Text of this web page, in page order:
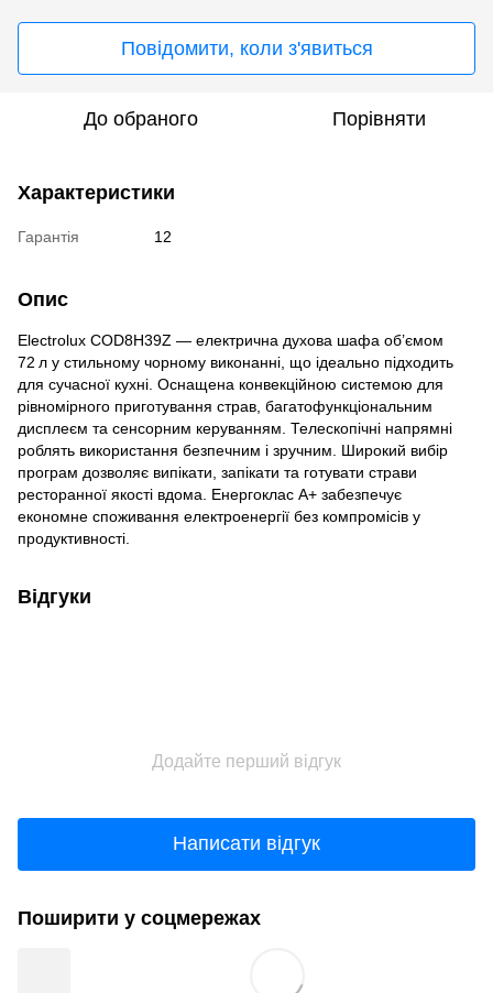
Повідомити, коли з'явиться
До обраного Порівняти
Характеристики
Гарантія 12
Опис
Electrolux COD8H39Z — електрична духова шафа об’ємом
72 л у стильному чорному виконанні, що ідеально підходить
для сучасної кухні. Оснащена конвекційною системою для
рівномірного приготування страв, багатофункціональним
дисплеєм та сенсорним керуванням. Телескопічні напрямні
роблять використання безпечним і зручним. Широкий вибір
програм дозволяє випікати, запікати та готувати страви
ресторанної якості вдома. Енергоклас A+ забезпечує
економне споживання електроенергії без компромісів у
продуктивності.
Відгуки
Додайте перший відгук
Написати відгук
Поширити у соцмережах